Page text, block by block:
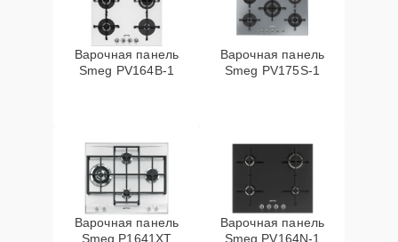
Варочная панель
Smeg PV164B-1
Варочная панель
Smeg PV175S-1
Варочная панель
Smeg P1641XT
Варочная панель
Smeg PV164N-1